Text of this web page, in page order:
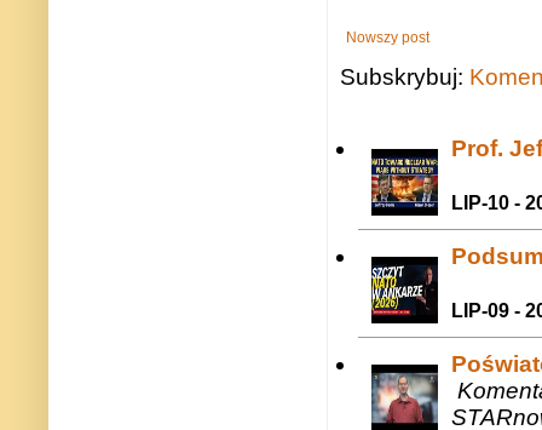
Nowszy post
Subskrybuj:
Prof.
LIP-10 -
LIP-09 -